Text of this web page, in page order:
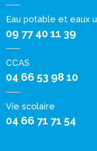
Eau potable et eaux
09 77 40 11 39
CCAS
04 66 53 98 10
Vie scolaire
04 66 71 71 54